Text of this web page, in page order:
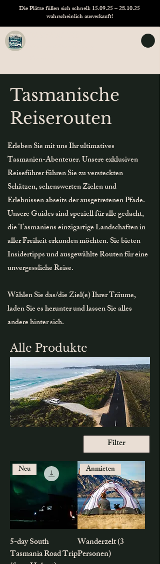
Die Plätze füllen sich schnell: 15.09.25 – 28.10.25
wahrscheinlich ausverkauft!
Tasmanische
Reiserouten
Erleben Sie mit uns Ihr ultimatives
Tasmanien-Abenteuer. Unsere exklusiven
Reiseführer führen Sie zu versteckten
Schätzen, sehenswerten Zielen und
Erlebnissen abseits der ausgetretenen Pfade.
Unsere Guides sind speziell für alle gedacht,
die Tasmaniens einzigartige Landschaften in
aller Freiheit erkunden möchten. Sie bieten
Insidertipps und ausgewählte Routen für eine
unvergessliche Reise.
Wählen Sie das/die Ziel(e) Ihrer Träume,
laden Sie es herunter und lassen Sie alles
andere hinter sich.
Alle Produkte
Filter
Neu
5-day South
Tasmania Road Trip
Anmieten
Wanderzelt (3
Personen)